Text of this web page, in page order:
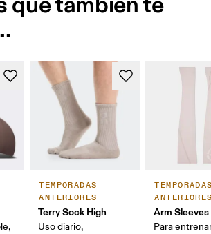
25
TEMPORADAS
ANTERIORES
Terry Sock High
Uso diario,
Arm Sleeves
Para